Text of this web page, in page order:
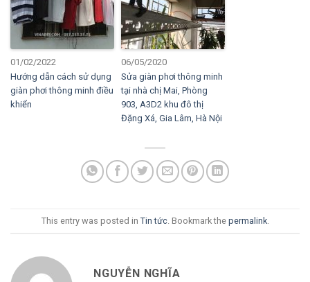
01/02/2022
Hướng dẫn cách sử dụng
giàn phơi thông minh điều
khiển
06/05/2020
Sửa giàn phơi thông minh
tại nhà chị Mai, Phòng
903, A3D2 khu đô thị
Đặng Xá, Gia Lâm, Hà Nội
This entry was posted in Tin tức. Bookmark the permalink.
NGUYỄN NGHĨA